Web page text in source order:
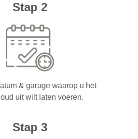
Stap 2
& garage waarop u het
uit wilt laten voeren.
Stap 3